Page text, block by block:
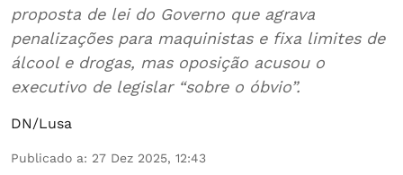
proposta de lei do Governo que agrava
penalizações para maquinistas e fixa limites de
álcool e drogas, mas oposição acusou o
executivo de legislar “sobre o óbvio”.
DN/Lusa
Publicado a: 27 Dez 2025, 12:43